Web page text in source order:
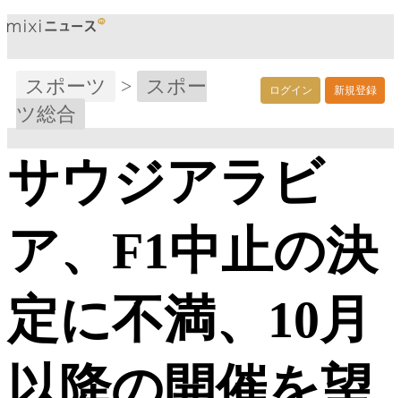
ログイン 新規登録
スポーツ >
スポー
ツ総合
サウジアラビ
ア、F1中止の決
定に不満、10月